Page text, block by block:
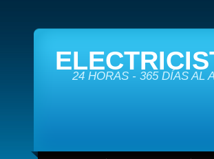
24 HORAS - 365 DÍAS AL